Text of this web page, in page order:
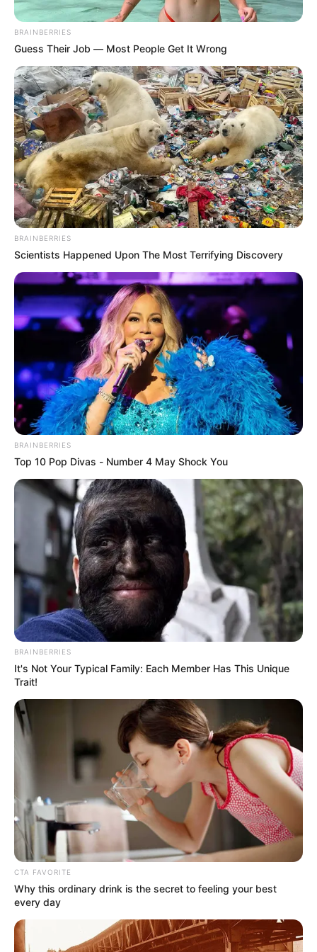
SEGURIDAD EN BOGOTÁ
El novedoso y curioso plan con el que
atraparían a los choros en Bogotá
RESTAURANTES EN BOGOTÁ
Alejandro Riraño abrió
restaurante fifi en Bogotá:
la cara'
JUANPIS GONZÁLEZ
Jessi Uribe reveló cuál fue
su primer sueldo como
cantante: "no sabía hacer
nada más"
PAOLA JARA
El tremendo vainazo de
'Juanpis González ' a Jessi
Uribe y Paola Jara "no
respetaron a Sandrita"
JUANPIS GONZÁLEZ
Alejandro Riaño se
despide de su personaje
Juanpis González con una
"muerte bonita"
Paola Jara se embejucó
con Juanpis González por
decirle "guiso" a Jessi
Uribe
SEPARACIÓN DE FAMOSOS
A Marialejandra Manotas
la juzgan por "gastarse la
platica de Riaño" y ella
JUANPIS GONZÁLEZ
BRAINBERRIES
Guess Their Job — Most People Get It Wrong
BRAINBERRIES
Scientists Happened Upon The Most Terrifying Discovery
BRAINBERRIES
Top 10 Pop Divas - Number 4 May Shock You
BRAINBERRIES
It's Not Your Typical Family: Each Member Has This Unique
Trait!
CTA FAVORITE
Why this ordinary drink is the secret to feeling your best
every day